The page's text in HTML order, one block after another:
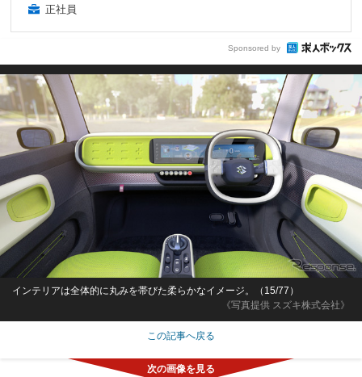
正社員
Sponsored by
《写真提供 スズキ株式会社》
インテリアは全体的に丸みを帯びた柔らかなイメージ。（15/77）
この記事へ戻る